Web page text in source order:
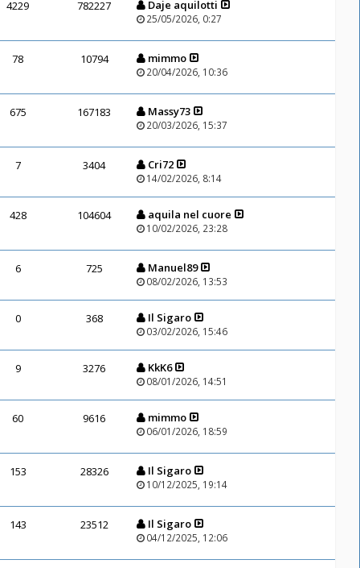
4229 782227 Daje aquilotti
25/05/2026, 0:27
78 10794 mimmo
20/04/2026, 10:36
675 167183 Massy73
20/03/2026, 15:37
7 3404 Cri72
14/02/2026, 8:14
428 104604 aquila nel cuore
10/02/2026, 23:28
6 725 Manuel89
08/02/2026, 13:53
0 368 Il Sigaro
03/02/2026, 15:46
9 3276 KkK6
08/01/2026, 14:51
60 9616 mimmo
06/01/2026, 18:59
153 28326 Il Sigaro
10/12/2025, 19:14
143 23512 Il Sigaro
04/12/2025, 12:06